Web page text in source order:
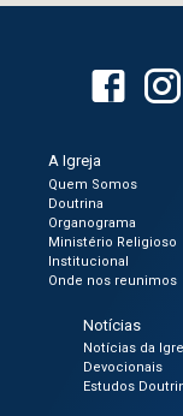
A Igreja
Quem Somos
Doutrina
Organograma
Ministério Religioso
Institucional
Onde nos reunimos
Notícias
Notícias da
Devocionais
Estudos